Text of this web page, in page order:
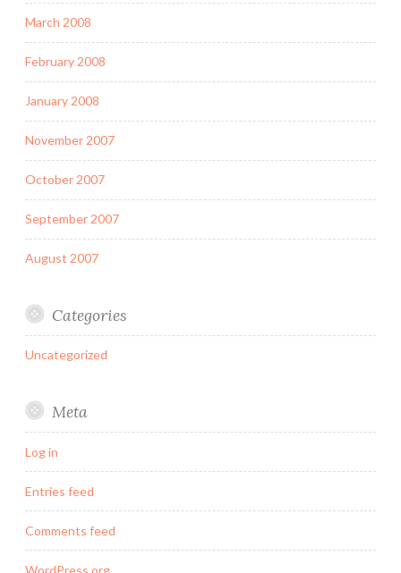
March 2008
February 2008
January 2008
November 2007
October 2007
September 2007
August 2007
Categories
Uncategorized
Meta
Log in
Entries feed
Comments feed
WordPress.org